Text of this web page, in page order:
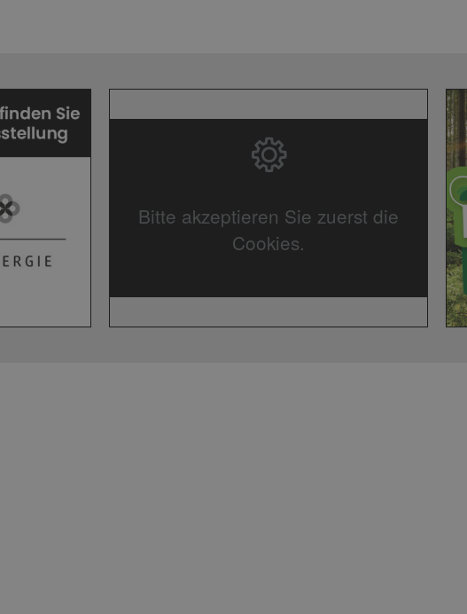
Bitte akzeptieren Sie zuerst die
Cookies.